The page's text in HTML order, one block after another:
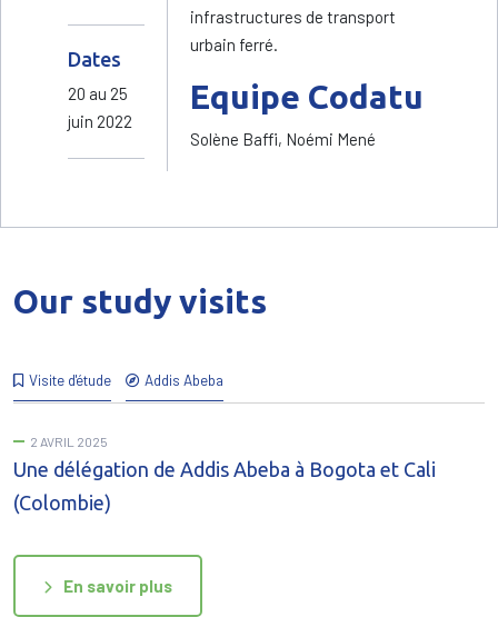
Dates
20 au 25
juin 2022
infrastructures de transport
urbain ferré.
Equipe Codatu
Solène Baffi, Noémi Mené
Our study visits
Visite d'étude Addis Abeba
2 AVRIL 2025
Une délégation de Addis Abeba à Bogota et Cali
(Colombie)
En savoir plus